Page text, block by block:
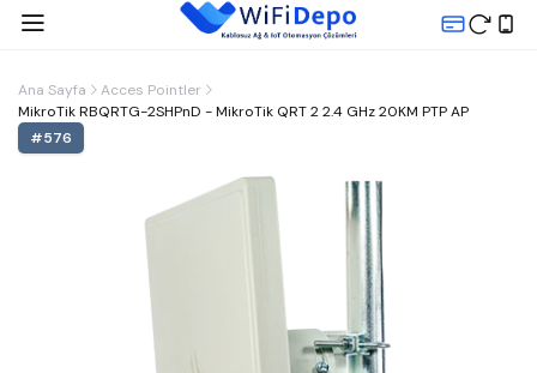
Ana Sayfa
Acces Pointler
MikroTik RBQRTG-2SHPnD - MikroTik QRT 2 2.4 GHz 20KM PTP AP
#576